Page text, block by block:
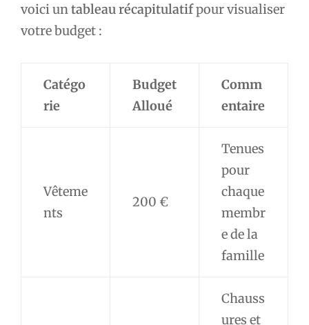
voici untableau récapitulatifpour visualiser
votre budget :
Catégo
rie
Budget
Alloué
Comm
entaire
Vêteme
nts
200 €
Tenues
pour
chaque
membr
e de la
famille
Chauss
ures et